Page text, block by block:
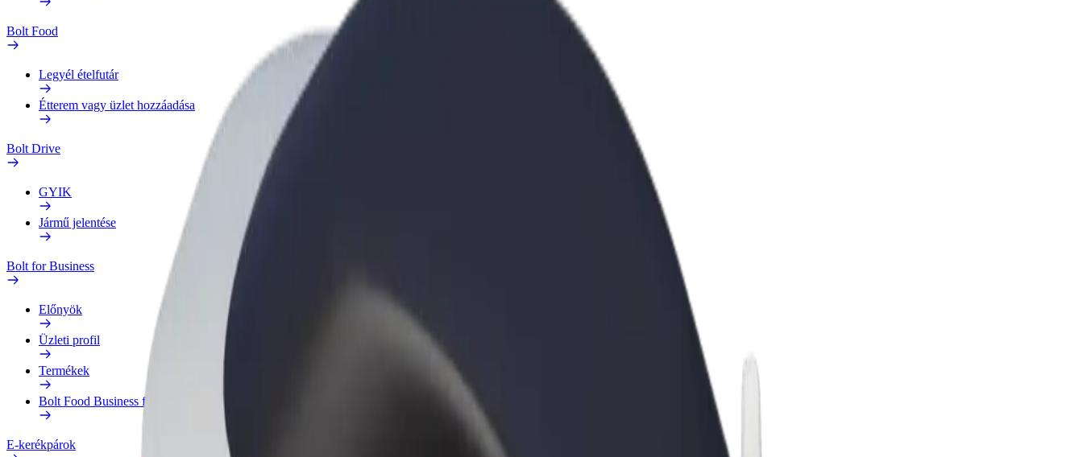
Bolt Food
Legyél ételfutár
Étterem vagy üzlet hozzáadása
Bolt Drive
GYIK
Jármű jelentése
Bolt for Business
Előnyök
Üzleti profil
Termékek
Bolt Food Business felhasználóknak
E-kerékpárok